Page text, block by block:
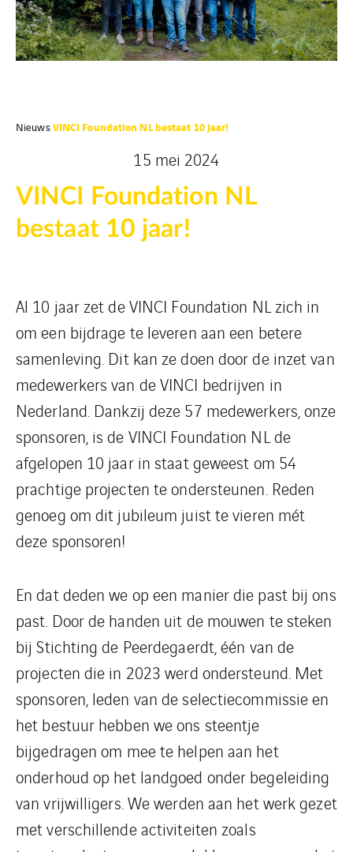
NieuwsVINCI Foundation NL bestaat 10 jaar!
15 mei 2024
VINCI Foundation NL
bestaat 10 jaar!
Al 10 jaar zet de VINCI Foundation NL zich in
om een bijdrage te leveren aan een betere
samenleving. Dit kan ze doen door de inzet van
medewerkers van de VINCI bedrijven in
Nederland. Dankzij deze 57 medewerkers, onze
sponsoren, is de VINCI Foundation NL de
afgelopen 10 jaar in staat geweest om 54
prachtige projecten te ondersteunen. Reden
genoeg om dit jubileum juist te vieren mét
deze sponsoren!
En dat deden we op een manier die past bij ons
past. Door de handen uit de mouwen te steken
bij Stichting de Peerdegaerdt, één van de
projecten die in 2023 werd ondersteund. Met
sponsoren, leden van de selectiecommissie en
het bestuur hebben we ons steentje
bijgedragen om mee te helpen aan het
onderhoud op het landgoed onder begeleiding
van vrijwilligers. We werden aan het werk gezet
met verschillende activiteiten zoals